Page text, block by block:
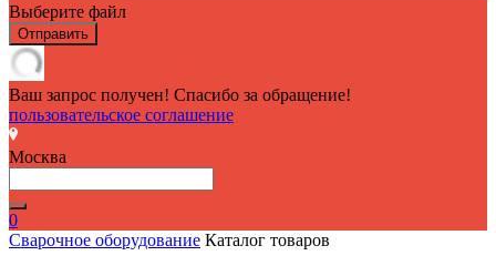
Выберите файл
Отправить
Ваш запрос получен! Спасибо за обращение!
пользовательское соглашение
Москва
0
Сварочное оборудование Каталог товаров